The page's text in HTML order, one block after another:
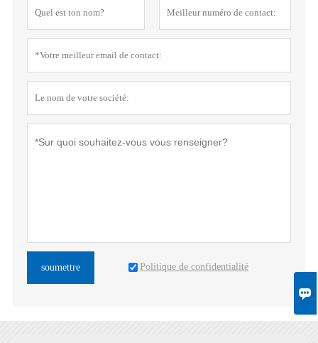

soumettre Politique de confidentialité